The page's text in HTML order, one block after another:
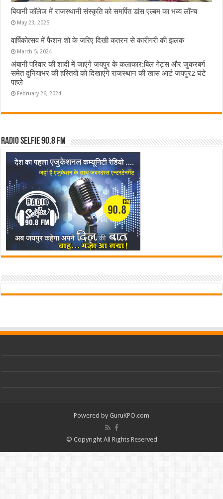
बियानी कॉलेज में राजस्थानी संस्कृति को समर्पित डांस एल्बम का भव्य लॉन्च
May 23, 2025
वार्षिकोत्सव में फैशन शो के जरिए दिखी कतरन से कारीगरी की झलक
March 5, 2024
अंबानी परिवार की शादी में जाएंगे जयपुर के कलाकार:बिल गेट्स और जुकरबर्ग
समेत दुनियाभर की हस्तियों को दिखाएंगे राजस्थान की खास आर्ट जयपुर2 घंटे
पहले
February 26, 2024
Radio Selfie 90.8 FM
Powered by GuruKPO.com
© Copyright All Rights Reserved